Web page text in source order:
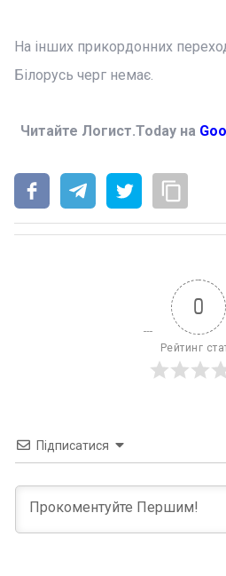
На інших прикордонних
Білорусь черг немає.
Читайте Логист.Today на
0
Рейтинг
Підписатися